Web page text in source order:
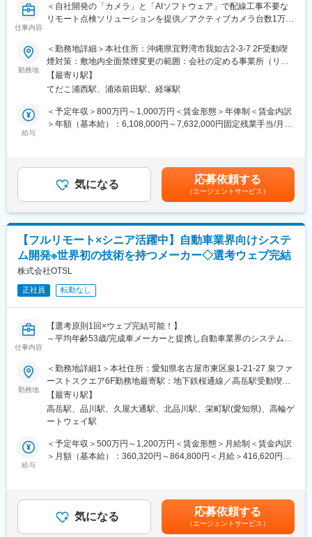
※案件は2～3名体制で担当し、複数案件を並行してご対応いただ
くケースが多いです。
す。
<入社後の流れ>
ご経験に応じて、専門部署でのトレーニング（約3か月）または
OJTからスタート。その後はPM・PL・プリセールス・コンサルタ
きます。
・課長：9名（営業課2、技術課7）
・課員：約120名
営業課と技術課が一体となった事業部体制で、新卒～ベテランま
で幅広い層が在籍。年次に関係なく、適性と希望に応じPM／PL
を担っています。
変更の範囲：会社の定める業務
仕事内容
＜自社開発の「カメラ」と「AIソフトウェア」で配線工事不要な
リモート点検ソリューションを提供／アクティブカメラ台数1万台
■業務概要
商業施設・オフィスビル・病院などの建物を対象に、エネルギー
消費の最適化（省エネ）を実現するソリューションを提案してい
ただきます。
BEMSを導入しても、古いアナログ計器や電源を引けない設備は
計装が届かず、エネルギーの実態が見えないまま残されていま
す。当社は、電源工事の要らないIoTカメラとAIによる「点検のリ
までワンストップで実現します。
深刻な人手不足とカーボンニュートラルという施設管理業界が直
面する2大課題を、同時に解決いたします。
とに、熱源・空調・照明等のエネルギーロスと点検工数の実態を
可視化
◇省エネ施策の企画・提案： 削減目標から逆算した施策の設計、
◇新規・深耕チャネル開拓： ビルオーナー、FM企業、サブコン、
エネルギーサービス事業者とのリレーションを構築し、共同提案
◇クロージング・交渉： 複雑な商流（FM会社経由・施主直など）
を整理し、見積提示、契約条件の交渉、および受注までのプロセ
◇パートナーシップ推進： 大手FM・サブコンの営業・技術部門と
連携し、自社プロダクトを組み込んだ共同提案スキームの構築
◇マーケット・フィードバック： ユーザーの声をもとに、次世代
の点検自動化機能や省エネプロダクトの開発・改善を社内の開発
チームへ提案
勤務地
＜勤務地詳細＞本社住所：沖縄県宜野湾市我如古2-3-7 2F受動喫
煙対策：敷地内全面禁煙変更の範囲：会社の定める事業所（リモ
ートワーク含む）
【最寄り駅】
てだこ浦西駅、浦添前田駅、経塚駅
給与
＜予定年収＞800万円～1,000万円＜賃金形態＞年俸制＜賃金内訳
＞年額（基本給）：6,108,000円～7,632,000円固定残業手当/月：
金はあくまでも目安の金額であり、選考を通じて上下する可能性
があります。月給(月額)は固定手当を含めた表記です。
気になる 応募依頼する
（エージェントサービス）
【フルリモート×シニア活躍中】自動車業界向けシステ
ム開発※世界初の技術を持つメーカー◇選考ウェブ完結
株式会社OTSL
正社員 転勤なし
仕事内容
【選考原則1回×ウェブ完結可能！】
～平均年齢53歳/完成車メーカーと提携し自動車業界のシステム開
システム変革に貢献～
【当社概要/魅力】
～世界初の技術を数多く搭載するソフトウェアメーカー／自動運
転の普及に伴い成長が見込める業界です～
自動運転/MaaS（Mobile as a Service）の安全安心信頼を保証
する知恵とそのデジタル化を進める技術リーディングカンパニー
を目指し、プロセス事業/システム事業/デジタツイン事業の3セグ
メントにより、お客様の課題解決に向けたソリューションを提供
ていきます。仕様書に沿って開発をするのではなく、「顧客の価
値」を考え、顧客へ構想や仕様を提案していく会社です。前例の
無い、非常に高い要求に応えていくため、実現できた際の達成感
勤務地
＜勤務地詳細1＞本社住所：愛知県名古屋市東区泉1-21-27 泉ファ
ーストスクエア6F勤務地最寄駅：地下鉄桜通線／高岳駅受動喫煙
対策：屋内全面禁煙＜勤務地詳細2＞東京オフィス住所：東京都港
区港南2-4-15 品川KS ビル7F勤務地最寄駅：各線／品川駅受動喫
煙対策：敷地内喫煙可能場所あり変更の範囲：会社の定める事業
【最寄り駅】
高岳駅、品川駅、久屋大通駅、北品川駅、栄町駅(愛知県)、高輪ゲ
ートウェイ駅
給与
＜予定年収＞500万円～1,200万円＜賃金形態＞月給制＜賃金内訳
＞月額（基本給）：360,320円～864,800円＜月給＞416,620円～
す。上記は月20営業日の場合の想定金額となります。賃金はあく
までも目安の金額であり、選考を通じて上下する可能性がありま
す。月給(月額)は固定手当を含めた表記です。
気になる 応募依頼する
（エージェントサービス）